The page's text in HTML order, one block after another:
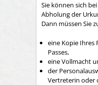
Sie können sich
Abholung der
Dann müssen Sie
eine Kopie Ihres
Passes,
eine Vollmacht
der
Vertreterin oder